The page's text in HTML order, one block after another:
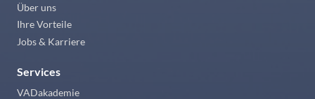
Über uns
Ihre Vorteile
Jobs & Karriere
Services
VADakademie